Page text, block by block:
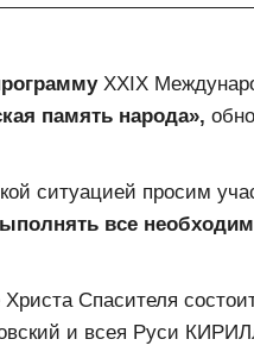
XXIХ
память народа»,
ситуацией просим
все
Спасителя
и всея Руси